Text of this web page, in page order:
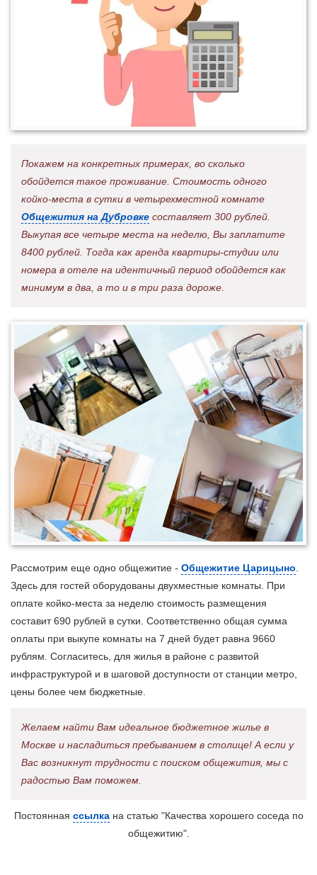
Покажем на конкретных примерах, во сколько
обойдется такое проживание. Стоимость одного
койко-места в сутки в четырехместной комнате
Общежития на Дубровке составляет 300 рублей.
Выкупая все четыре места на неделю, Вы заплатите
8400 рублей. Тогда как аренда квартиры-студии или
номера в отеле на идентичный период обойдется как
минимум в два, а то и в три раза дороже.
Рассмотрим еще одно общежитие - Общежитие Царицыно
Здесь для гостей оборудованы двухместные комнаты. При
оплате койко-места за неделю стоимость размещения
составит 690 рублей в сутки. Соответственно общая сумма
оплаты при выкупе комнаты на 7 дней будет равна 9660
рублям. Согласитесь, для жилья в районе с развитой
инфраструктурой и в шаговой доступности от станции метро,
цены более чем бюджетные.
Желаем найти Вам идеальное бюджетное жилье в
Москве и насладиться пребыванием в столице! А если у
Вас возникнут трудности с поиском общежития, мы с
радостью Вам поможем.
Постоянная ссылкана статью "Качества хорошего соседа по
общежитию".